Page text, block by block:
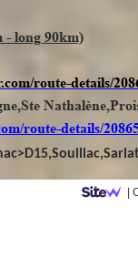
long 90km)
route-details/
route-details/
|